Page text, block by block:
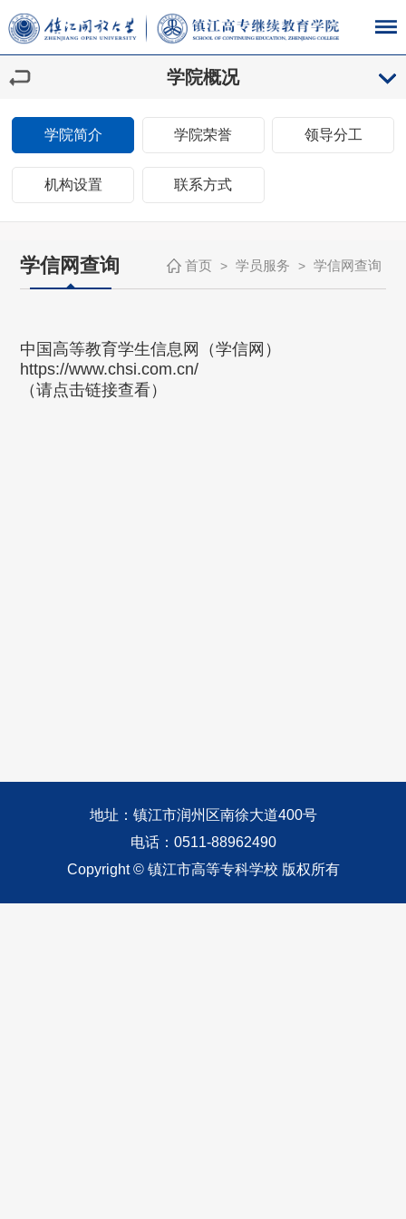
学院概况
学院简介 学院荣誉 领导分工
机构设置 联系方式
学信网查询 首页 > 学员服务 > 学信网查询
中国高等教育学生信息网（学信网）
https://www.chsi.com.cn/
（请点击链接查看）
地址：镇江市润州区南徐大道400号
电话：0511-88962490
Copyright © 镇江市高等专科学校 版权所有